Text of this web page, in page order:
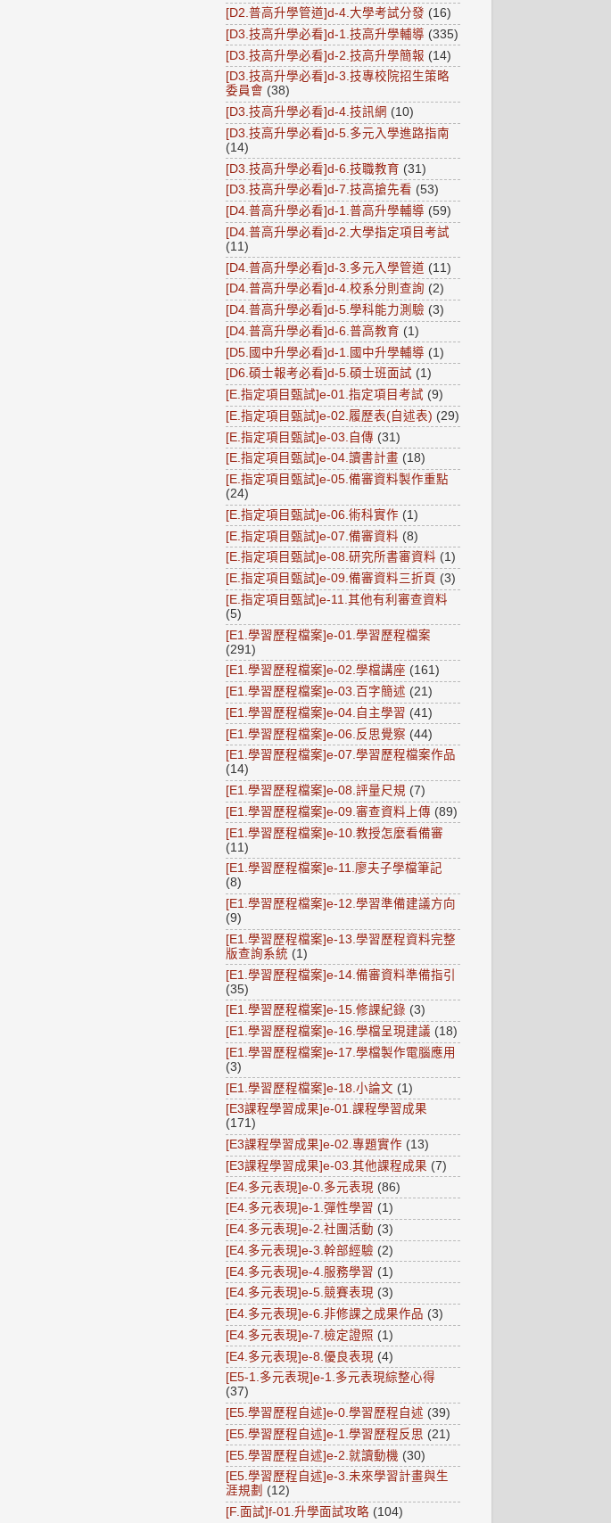
[D2.普高升學管道]d-4.大學考試分發 (16)
[D3.技高升學必看]d-1.技高升學輔導 (335)
[D3.技高升學必看]d-2.技高升學簡報 (14)
[D3.技高升學必看]d-3.技專校院招生策略
委員會 (38)
[D3.技高升學必看]d-4.技訊網 (10)
[D3.技高升學必看]d-5.多元入學進路指南
(14)
[D3.技高升學必看]d-6.技職教育 (31)
[D3.技高升學必看]d-7.技高搶先看 (53)
[D4.普高升學必看]d-1.普高升學輔導 (59)
[D4.普高升學必看]d-2.大學指定項目考試
(11)
[D4.普高升學必看]d-3.多元入學管道 (11)
[D4.普高升學必看]d-4.校系分則查詢 (2)
[D4.普高升學必看]d-5.學科能力測驗 (3)
[D4.普高升學必看]d-6.普高教育 (1)
[D5.國中升學必看]d-1.國中升學輔導 (1)
[D6.碩士報考必看]d-5.碩士班面試 (1)
[E.指定項目甄試]e-01.指定項目考試 (9)
[E.指定項目甄試]e-02.履歷表(自述表) (29)
[E.指定項目甄試]e-03.自傳 (31)
[E.指定項目甄試]e-04.讀書計畫 (18)
[E.指定項目甄試]e-05.備審資料製作重點
(24)
[E.指定項目甄試]e-06.術科實作 (1)
[E.指定項目甄試]e-07.備審資料 (8)
[E.指定項目甄試]e-08.研究所書審資料 (1)
[E.指定項目甄試]e-09.備審資料三折頁 (3)
[E.指定項目甄試]e-11.其他有利審查資料
(5)
[E1.學習歷程檔案]e-01.學習歷程檔案
(291)
[E1.學習歷程檔案]e-02.學檔講座 (161)
[E1.學習歷程檔案]e-03.百字簡述 (21)
[E1.學習歷程檔案]e-04.自主學習 (41)
[E1.學習歷程檔案]e-06.反思覺察 (44)
[E1.學習歷程檔案]e-07.學習歷程檔案作品
(14)
[E1.學習歷程檔案]e-08.評量尺規 (7)
[E1.學習歷程檔案]e-09.審查資料上傳 (89)
[E1.學習歷程檔案]e-10.教授怎麼看備審
(11)
[E1.學習歷程檔案]e-11.廖夫子學檔筆記
(8)
[E1.學習歷程檔案]e-12.學習準備建議方向
(9)
[E1.學習歷程檔案]e-13.學習歷程資料完整
版查詢系統 (1)
[E1.學習歷程檔案]e-14.備審資料準備指引
(35)
[E1.學習歷程檔案]e-15.修課紀錄 (3)
[E1.學習歷程檔案]e-16.學檔呈現建議 (18)
[E1.學習歷程檔案]e-17.學檔製作電腦應用
(3)
[E1.學習歷程檔案]e-18.小論文 (1)
[E3課程學習成果]e-01.課程學習成果
(171)
[E3課程學習成果]e-02.專題實作 (13)
[E3課程學習成果]e-03.其他課程成果 (7)
[E4.多元表現]e-0.多元表現 (86)
[E4.多元表現]e-1.彈性學習 (1)
[E4.多元表現]e-2.社團活動 (3)
[E4.多元表現]e-3.幹部經驗 (2)
[E4.多元表現]e-4.服務學習 (1)
[E4.多元表現]e-5.競賽表現 (3)
[E4.多元表現]e-6.非修課之成果作品 (3)
[E4.多元表現]e-7.檢定證照 (1)
[E4.多元表現]e-8.優良表現 (4)
[E5-1.多元表現]e-1.多元表現綜整心得
(37)
[E5.學習歷程自述]e-0.學習歷程自述 (39)
[E5.學習歷程自述]e-1.學習歷程反思 (21)
[E5.學習歷程自述]e-2.就讀動機 (30)
[E5.學習歷程自述]e-3.未來學習計畫與生
涯規劃 (12)
[F.面試]f-01.升學面試攻略 (104)